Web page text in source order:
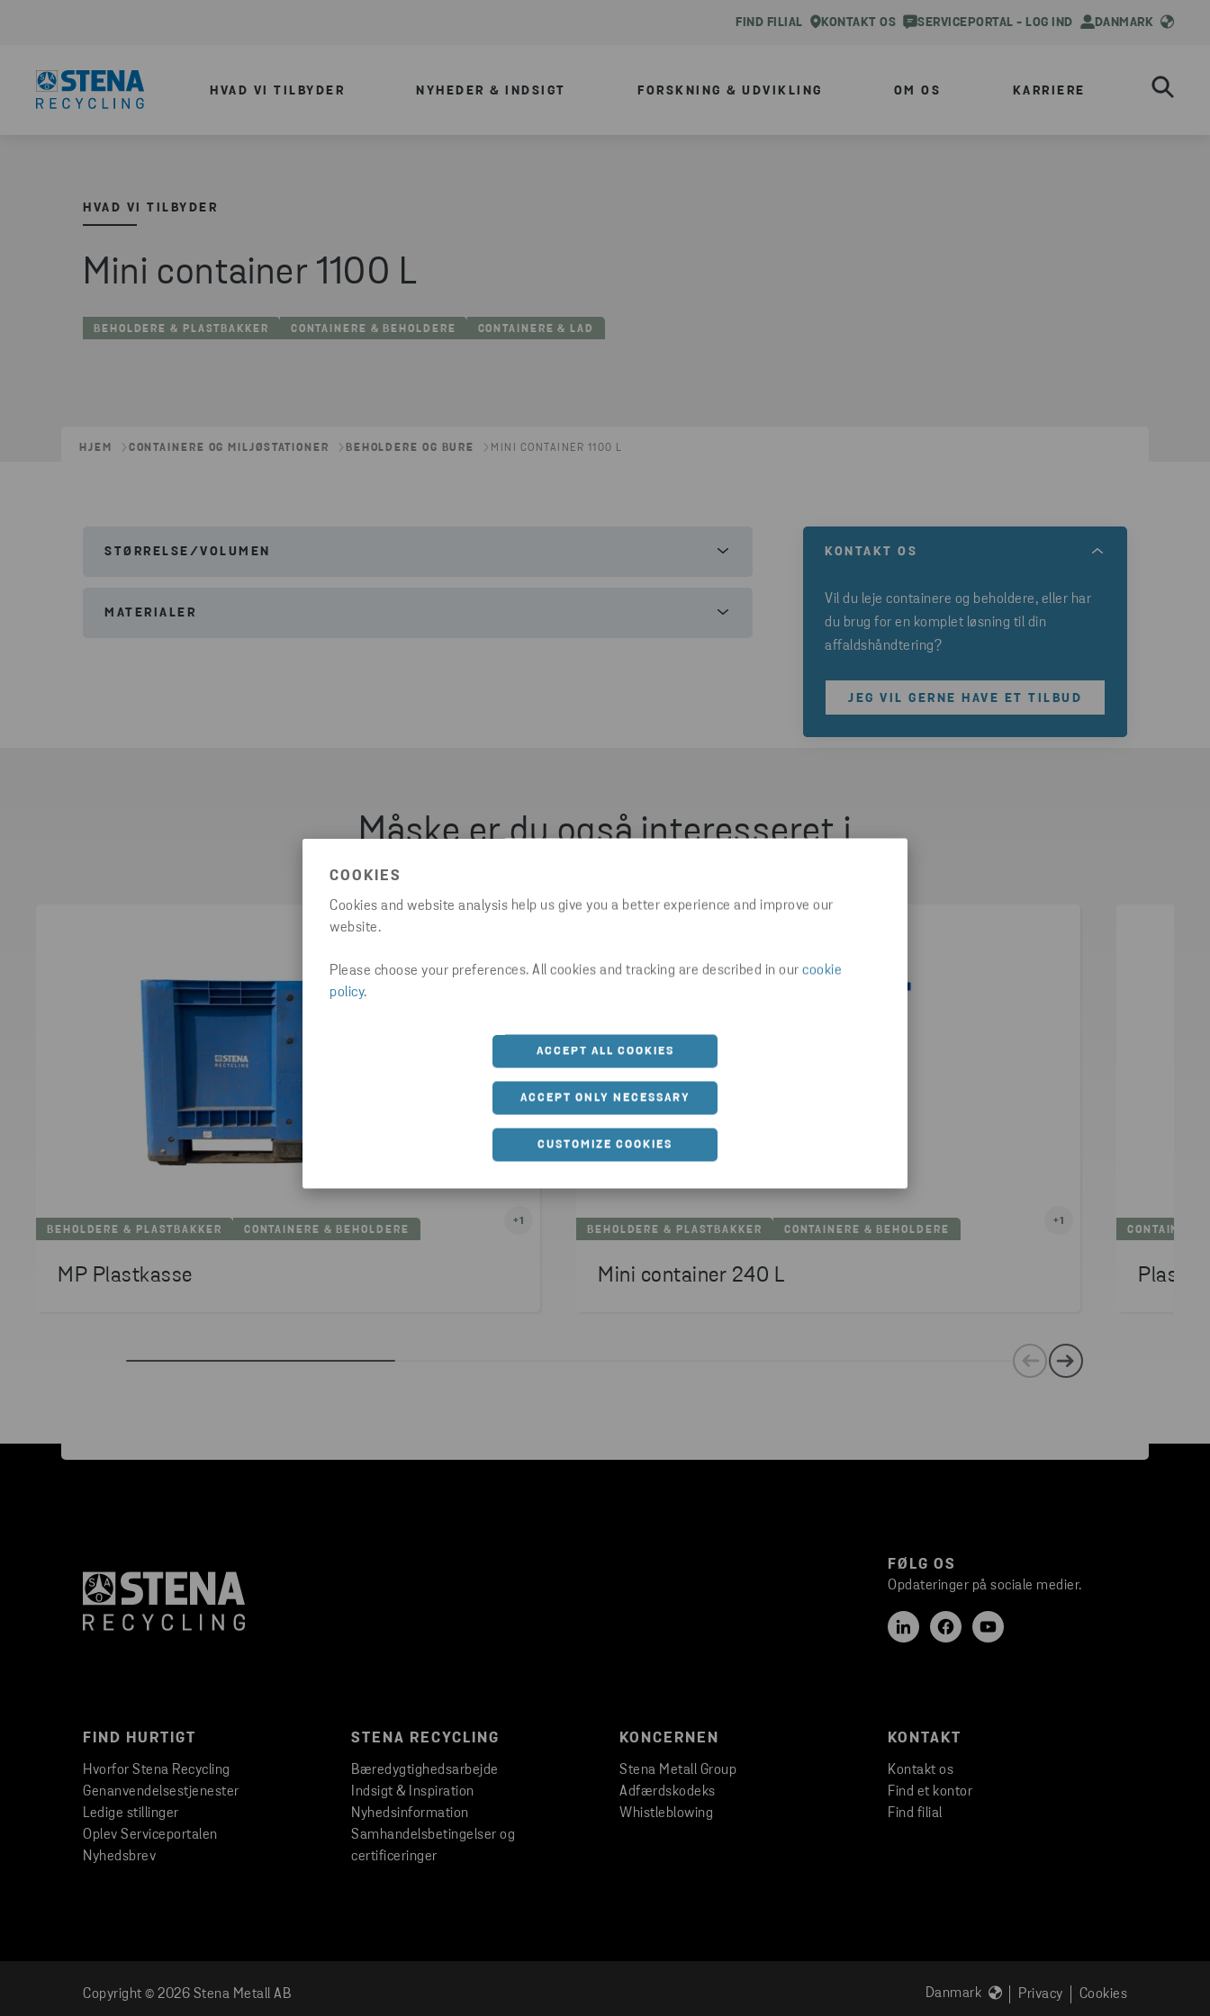
COOKIES
Cookies and website analysis help us give you a better experience and improve our
website.
Please choose your preferences. All cookies and tracking are described in our cookie
policy.
ACCEPT ALL COOKIES
ACCEPT ONLY NECESSARY
CUSTOMIZE COOKIES
FIND FILIAL KONTAKT OS SERVICEPORTAL - LOG IND DANMARK
HVAD VI TILBYDER NYHEDER & INDSIGT FORSKNING & UDVIKLING OM OS KARRIERE
HVAD VI TILBYDER
Mini container 1100 L
BEHOLDERE & PLASTBAKKER CONTAINERE & BEHOLDERE CONTAINERE & LAD
HJEM CONTAINERE OG MILJØSTATIONER BEHOLDERE OG BURE MINI CONTAINER 1100 L
STØRRELSE/VOLUMEN
Højde: 133cm
MATERIALER
KONTAKT OS
Vil du leje containere og beholdere, eller har
du brug for en komplet løsning til din
affaldshåndtering?
JEG VIL GERNE HAVE ET TILBUD
Måske er du også interesseret i
+1
BEHOLDERE & PLASTBAKKER CONTAINERE & BEHOLDERE
MP Plastkasse
+1
BEHOLDERE & PLASTBAKKER CONTAINERE & BEHOLDERE
Mini container 240 L
CONTAINERE
FØLG OS
Opdateringer på sociale medier.
FIND HURTIGT
Hvorfor Stena Recycling
Genanvendelsestjenester
Ledige stillinger
Oplev Serviceportalen
Nyhedsbrev
STENA RECYCLING
Bæredygtighedsarbejde
Indsigt & Inspiration
Nyhedsinformation
Samhandelsbetingelser og
certificeringer
KONCERNEN
Stena Metall Group
Adfærdskodeks
Whistleblowing
KONTAKT
Kontakt os
Find et kontor
Find filial
Copyright © 2026 Stena Metall AB Danmark Privacy Cookies